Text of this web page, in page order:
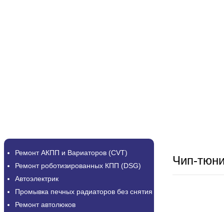
Ремонт АКПП и Вариаторов (CVT)
Ремонт роботизированных КПП (DSG)
Автоэлектрик
Промывка печных радиаторов без снятия
Ремонт автолюков
Чип-